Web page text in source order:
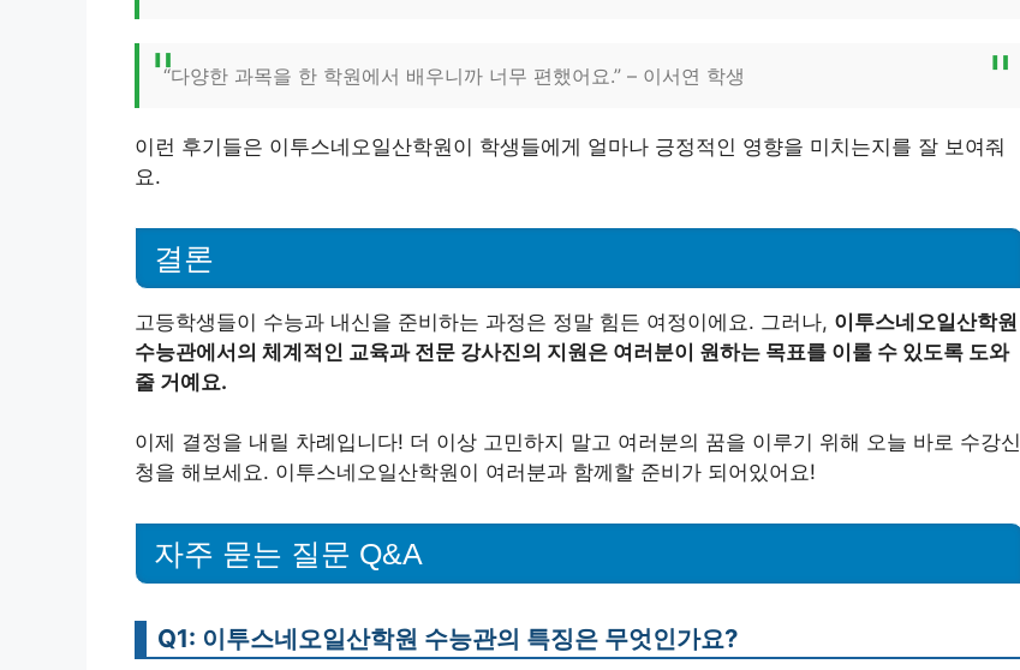
“다양한 과목을 한 학원에서 배우니까 너무 편했어요.” – 이서연 학생
이런 후기들은 이투스네오일산학원이 학생들에게 얼마나 긍정적인 영향을 미치는지를 잘 보여줘
요.
결론
고등학생들이 수능과 내신을 준비하는 과정은 정말 힘든 여정이에요. 그러나, 이투스네오일산학원
수능관에서의 체계적인 교육과 전문 강사진의 지원은 여러분이 원하는 목표를 이룰 수 있도록 도와
줄 거예요.
이제 결정을 내릴 차례입니다! 더 이상 고민하지 말고 여러분의 꿈을 이루기 위해 오늘 바로 수강신
청을 해보세요. 이투스네오일산학원이 여러분과 함께할 준비가 되어있어요!
자주 묻는 질문 Q&A
Q1: 이투스네오일산학원 수능관의 특징은 무엇인가요?